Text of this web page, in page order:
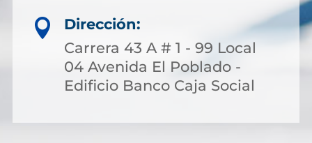

Dirección:
Carrera 43 A # 1 - 99 Local
04 Avenida El Poblado -
Edificio Banco Caja Social